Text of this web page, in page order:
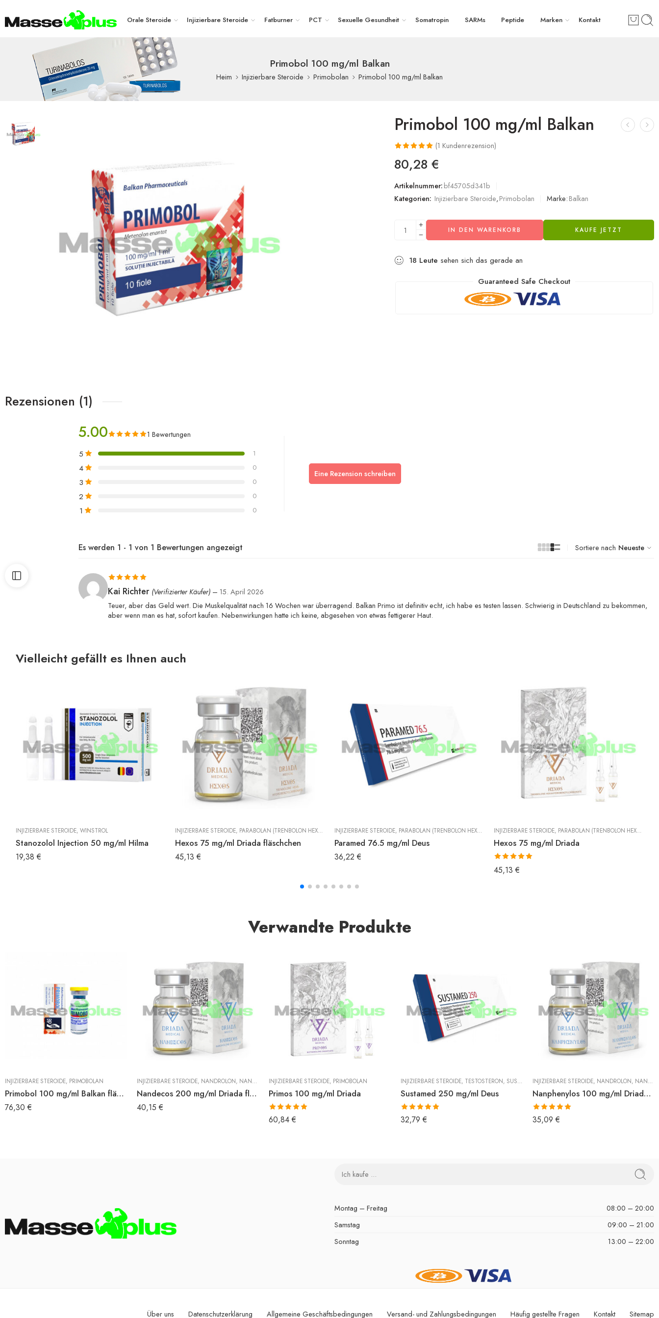
Orale Steroide Injizierbare Steroide Fatburner PCT Sexuelle Gesundheit Somatropin SARMs Peptide Marken Kontakt
Primobol 100 mg/ml Balkan
Heim Injizierbare Steroide Primobolan Primobol 100 mg/ml Balkan
Primobol 100 mg/ml Balkan
Bewertet mit
5.00von 5,
basierend
auf
1
Kundenbewertung
(1 Kundenrezension)
80,28 €
Artikelnummer:bf45705d341b
Kategorien: Injizierbare Steroide,Primobolan Marke:Balkan
IN DEN WARENKORB KAUFE JETZT
18 Leute sehen sich das gerade an
Guaranteed Safe Checkout
Rezensionen (1)
5.00 1 Bewertungen
5 1
4 0
3 0
2 0
1 0
Eine Rezension schreiben
Es werden 1 - 1 von 1 Bewertungen angezeigt Sortiere nach Neueste
Bewertet mit
5
Kai Richter (Verifizierter Käufer) – 15. April 2026
Teuer, aber das Geld wert. Die Muskelqualität nach 16 Wochen war überragend. Balkan Primo ist definitiv echt, ich habe es testen lassen. Schwierig in Deutschland zu bekommen,
aber wenn man es hat, sofort kaufen. Nebenwirkungen hatte ich keine, abgesehen von etwas fettigerer Haut.
Vielleicht gefällt es Ihnen auch
INJIZIERBARE STEROIDE, WINSTROL
Stanozolol Injection 50 mg/ml Hilma
19,38 €
INJIZIERBARE STEROIDE, PARABOLAN (TRENBOLON HEXAHYDROBENZYLCARBONAT) ,TRENBOLON
Hexos 75 mg/ml Driada fläschchen
45,13 €
INJIZIERBARE STEROIDE, PARABOLAN (TRENBOLON HEXAHYDROBENZYLCARBONAT) ,TRENBOLON
Paramed 76.5 mg/ml Deus
36,22 €
INJIZIERBARE STEROIDE, PARABOLAN (TRENBOLON HEXAHYDROBENZYLCARBONAT)
Hexos 75 mg/ml Driada
Bewertet mit
5.00von 5
45,13 €
Verwandte Produkte
INJIZIERBARE STEROIDE, PRIMOBOLAN
Primobol 100 mg/ml Balkan fläschchen
76,30 €
INJIZIERBARE STEROIDE, NANDROLON, NANDROLON DECANOAT
Nandecos 200 mg/ml Driada fläschchen
40,15 €
INJIZIERBARE STEROIDE, PRIMOBOLAN
Primos 100 mg/ml Driada
Bewertet mit
5.00von 5
60,84 €
INJIZIERBARE STEROIDE, TESTOSTERON, SUSTANON
Sustamed 250 mg/ml Deus
Bewertet mit
5.00von 5
32,79 €
INJIZIERBARE STEROIDE, NANDROLON, NANDROLON PHENYLPROPIONAT
Nanphenylos 100 mg/ml Driada fläschchen
Bewertet mit
5.00von 5
35,09 €
Montag – Freitag
08:00 – 20:00
Samstag
09:00 – 21:00
Sonntag
13:00 – 22:00
Über uns Datenschutzerklärung Allgemeine Geschäftsbedingungen Versand- und Zahlungsbedingungen Häufig gestellte Fragen Kontakt Sitemap